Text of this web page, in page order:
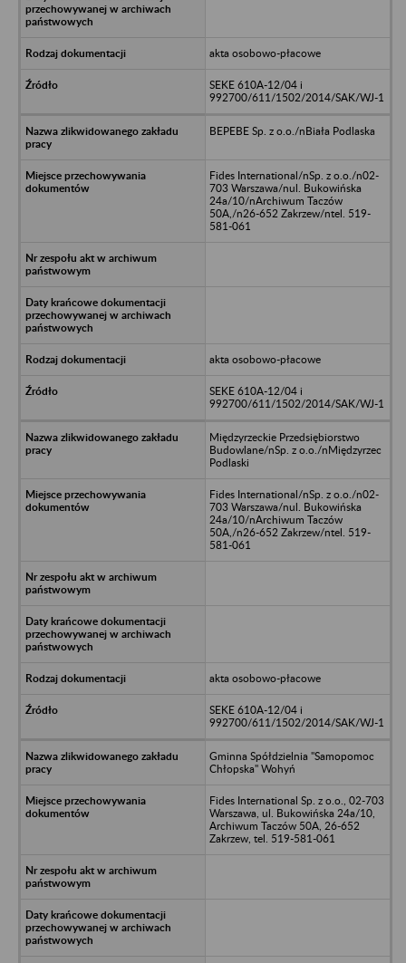
akta osobowo-płacowe
SEKE 610A-12/04 i
992700/611/1502/2014/SAK/WJ-1
BEPEBE Sp. z o.o./nBiała Podlaska
Fides International/nSp. z o.o./n02-
703 Warszawa/nul. Bukowińska
24a/10/nArchiwum Taczów
50A,/n26-652 Zakrzew/ntel. 519-
581-061
akta osobowo-płacowe
SEKE 610A-12/04 i
992700/611/1502/2014/SAK/WJ-1
Międzyrzeckie Przedsiębiorstwo
Budowlane/nSp. z o.o./nMiędzyrzec
Podlaski
Fides International/nSp. z o.o./n02-
703 Warszawa/nul. Bukowińska
24a/10/nArchiwum Taczów
50A,/n26-652 Zakrzew/ntel. 519-
581-061
akta osobowo-płacowe
SEKE 610A-12/04 i
992700/611/1502/2014/SAK/WJ-1
Gminna Spółdzielnia "Samopomoc
Chłopska" Wohyń
Fides International Sp. z o.o., 02-703
Warszawa, ul. Bukowińska 24a/10,
Archiwum Taczów 50A, 26-652
Zakrzew, tel. 519-581-061